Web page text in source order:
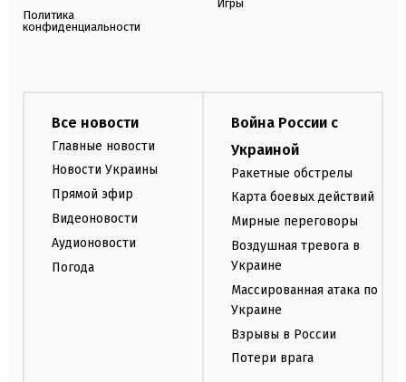
Политика
конфиденциальности
Игры
Все новости
Главные новости
Новости Украины
Прямой эфир
Видеоновости
Аудионовости
Погода
Война России с
Украиной
Ракетные обстрелы
Карта боевых действий
Мирные переговоры
Воздушная тревога в
Украине
Массированная атака по
Украине
Взрывы в России
Потери врага